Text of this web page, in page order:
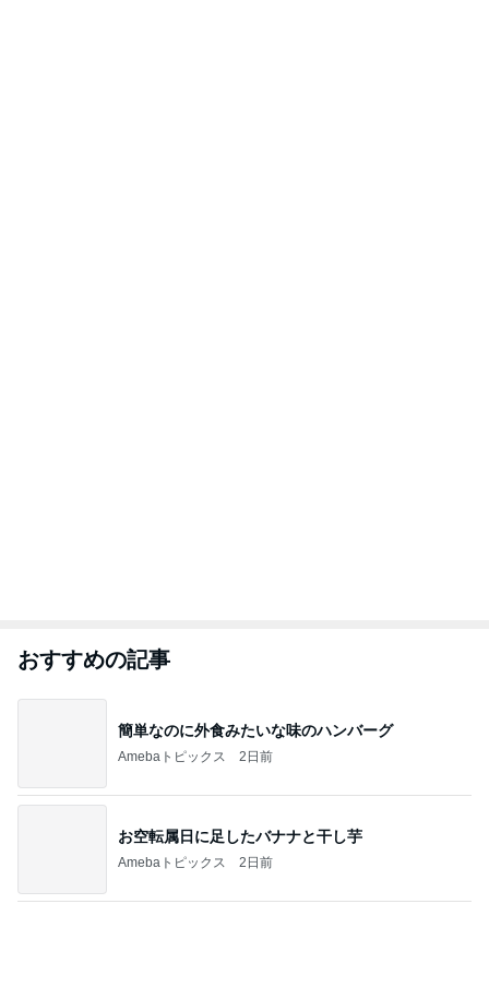
おすすめの記事
簡単なのに外食みたいな味のハンバーグ
Amebaトピックス 2日前
お空転属日に足したバナナと干し芋
Amebaトピックス 2日前